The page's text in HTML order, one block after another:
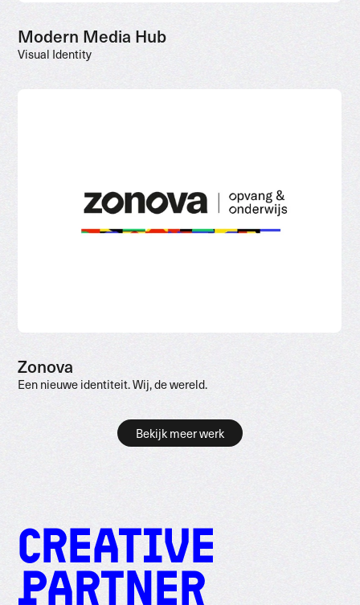
Modern Media Hub
Visual Identity
Zonova
Een nieuwe identiteit. Wij, de wereld.
Bekijk meer werk
CREATIVE
PARTNER